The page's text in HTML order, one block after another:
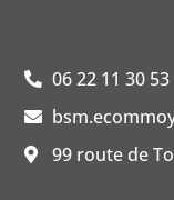
06 22 11 30 53
99 route de